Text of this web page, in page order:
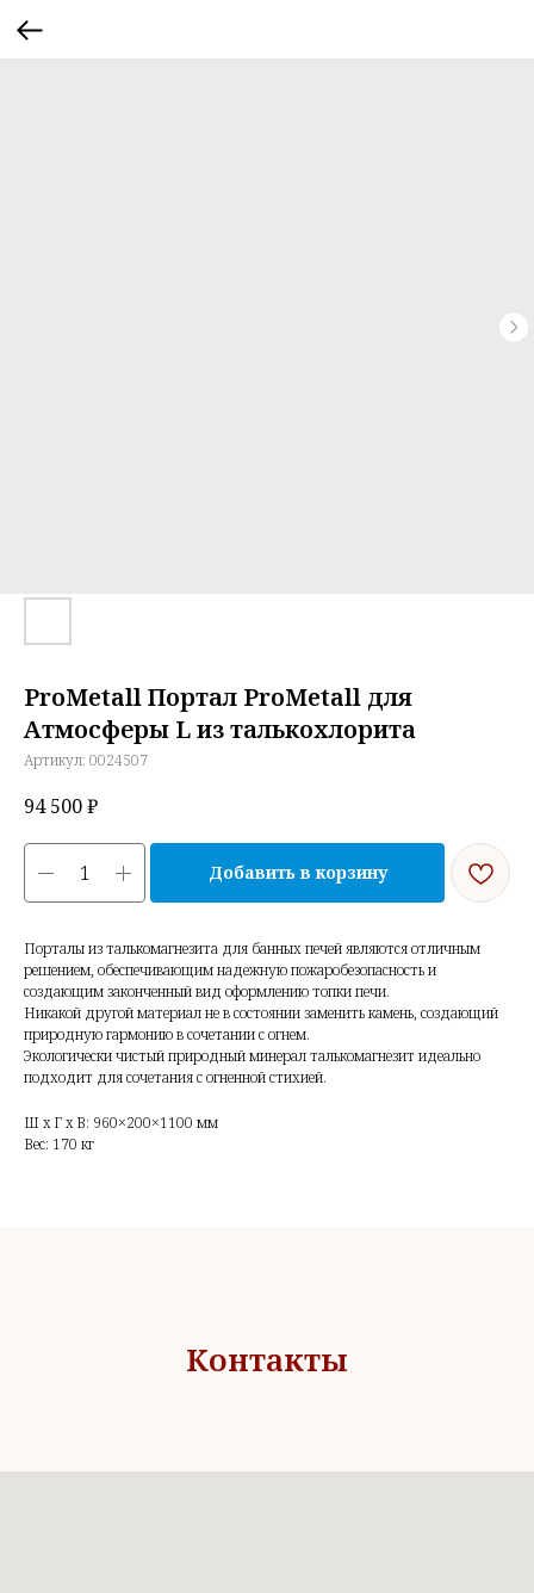
ProMetall Портал ProMetall для
Атмосферы L из талькохлорита
Артикул: 0024507
94 500₽
Добавить в корзину
Порталы из талькомагнезита для банных печей являются отличным
решением, обеспечивающим надежную пожаробезопасность и
создающим законченный вид оформлению топки печи.
Никакой другой материал не в состоянии заменить камень, создающий
природную гармонию в сочетании с огнем.
Экологически чистый природный минерал талькомагнезит идеально
подходит для сочетания с огненной стихией.
Ш x Г x В: 960×200×1100 мм
Вес: 170 кг
Контакты